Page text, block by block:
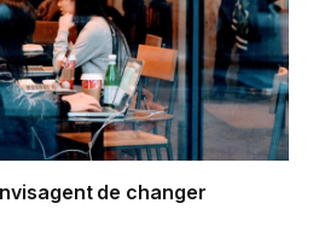
de changer